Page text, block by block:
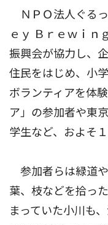
ＮＰＯ法人ぐる
ｅｙ Ｂｒｅｗｉｎ
振興会が協力し、
住民をはじめ、小
ボランティアを体
ア」の参加者や東
学生など、およそ
参加者らは緑道
葉、枝などを拾っ
まっていた小川も